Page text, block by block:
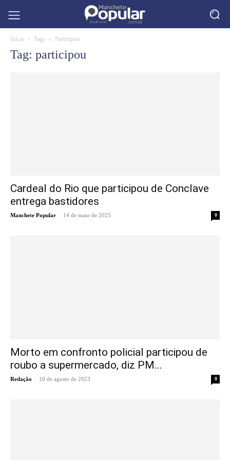
Início Tags Participou
Tag: participou
Cardeal do Rio que participou de Conclave
entrega bastidores
Manchete Popular - 14 de maio de 2025 0
Morto em confronto policial participou de
roubo a supermercado, diz PM...
Redação - 10 de agosto de 2023 0